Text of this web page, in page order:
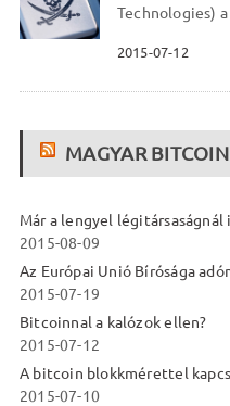
Technologies)
2015-07-12
MAGYAR
Már a lengyel
2015-08-09
Az Európai Unió Bírósága
2015-07-19
Bitcoinnal a kalózok ellen?
2015-07-12
A bitcoin blokkmérettel
2015-07-10